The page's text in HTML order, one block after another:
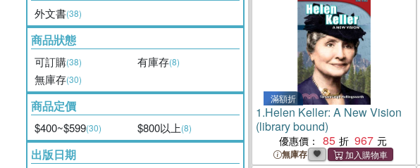
外文書(38)
商品狀態
可訂購(38) 有庫存(8)
無庫存(30)
商品定價
$400~$599(30) $800以上(8)
出版日期
滿額折
1.Helen Keller: A New Vision
(library bound)
優惠價： 85 967
無庫存